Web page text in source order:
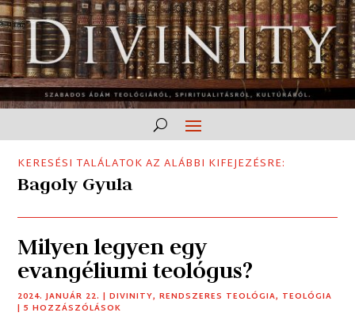
KERESÉSI TALÁLATOK AZ ALÁBBI KIFEJEZÉSRE:
Bagoly Gyula
Milyen legyen egy
evangéliumi teológus?
2024. JANUÁR 22. |DIVINITY,RENDSZERES TEOLÓGIA, TEOLÓGIA
| 5 HOZZÁSZÓLÁSOK